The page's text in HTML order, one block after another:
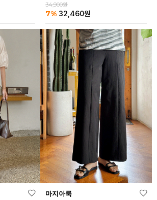
34,900원
7% 32,460원
마지아룩